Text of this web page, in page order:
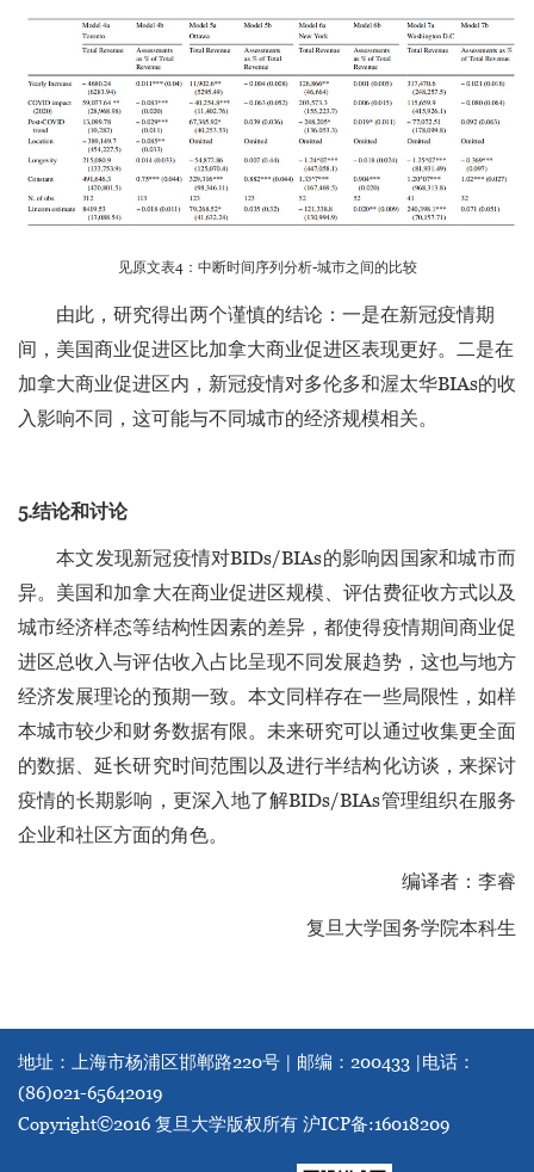
见原文表4：中断时间序列分析-城市之间的比较
由此，研究得出两个谨慎的结论：一是在新冠疫情期
间，美国商业促进区比加拿大商业促进区表现更好。二是在
加拿大商业促进区内，新冠疫情对多伦多和渥太华BIAs的收
入影响不同，这可能与不同城市的经济规模相关。
5.结论和讨论
本文发现新冠疫情对BIDs/BIAs的影响因国家和城市而
异。美国和加拿大在商业促进区规模、评估费征收方式以及
城市经济样态等结构性因素的差异，都使得疫情期间商业促
进区总收入与评估收入占比呈现不同发展趋势，这也与地方
经济发展理论的预期一致。本文同样存在一些局限性，如样
本城市较少和财务数据有限。未来研究可以通过收集更全面
的数据、延长研究时间范围以及进行半结构化访谈，来探讨
疫情的长期影响，更深入地了解BIDs/BIAs管理组织在服务
企业和社区方面的角色。
编译者：李睿
复旦大学国务学院本科生
地址：上海市杨浦区邯郸路220号 | 邮编：200433 |电话：
(86)021-65642019
Copyright©2016 复旦大学版权所有 沪ICP备:16018209